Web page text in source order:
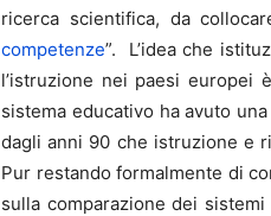
ricerca scientifica, da
competenze”. L’idea che
l’istruzione nei paesi europei
sistema educativo ha avuto
dagli anni 90 che istruzione e
Pur restando formalmente di
sulla comparazione dei